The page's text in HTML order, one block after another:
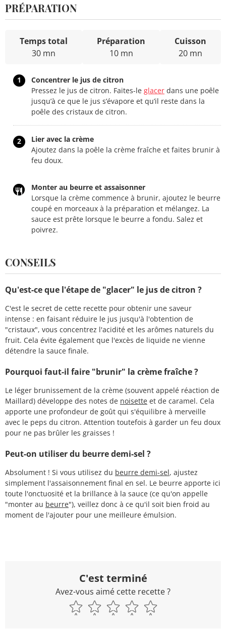
PRÉPARATION
Temps total
30 mn
Préparation
10 mn
Cuisson
20 mn
1
Concentrer le jus de citron
Pressez le jus de citron. Faites-le glacer dans une poêle
jusqu’à ce que le jus s’évapore et qu’il reste dans la
poêle des cristaux de citron.
2
Lier avec la crème
Ajoutez dans la poêle la crème fraîche et faites brunir à
feu doux.
Monter au beurre et assaisonner
Lorsque la crème commence à brunir, ajoutez le beurre
coupé en morceaux à la préparation et mélangez. La
sauce est prête lorsque le beurre a fondu. Salez et
poivrez.
CONSEILS
Qu'est-ce que l'étape de "glacer" le jus de citron ?
C'est le secret de cette recette pour obtenir une saveur
intense : en faisant réduire le jus jusqu'à l'obtention de
"cristaux", vous concentrez l'acidité et les arômes naturels du
fruit. Cela évite également que l'excès de liquide ne vienne
détendre la sauce finale.
Pourquoi faut-il faire "brunir" la crème fraîche ?
Le léger brunissement de la crème (souvent appelé réaction de
Maillard) développe des notes de noisette et de caramel. Cela
apporte une profondeur de goût qui s'équilibre à merveille
avec le peps du citron. Attention toutefois à garder un feu doux
pour ne pas brûler les graisses !
Peut-on utiliser du beurre demi-sel ?
Absolument ! Si vous utilisez du beurre demi-sel, ajustez
simplement l'assaisonnement final en sel. Le beurre apporte ici
toute l'onctuosité et la brillance à la sauce (ce qu'on appelle
"monter au beurre"), veillez donc à ce qu'il soit bien froid au
moment de l'ajouter pour une meilleure émulsion.
C'est terminé
Avez-vous aimé cette recette ?